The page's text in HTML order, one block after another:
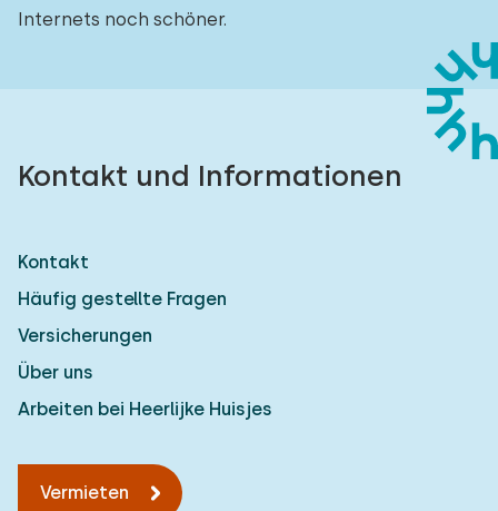
Internets noch schöner.
Kontakt und Informationen
Kontakt
Häufig gestellte Fragen
Versicherungen
Über uns
Arbeiten bei Heerlijke Huisjes
Vermieten